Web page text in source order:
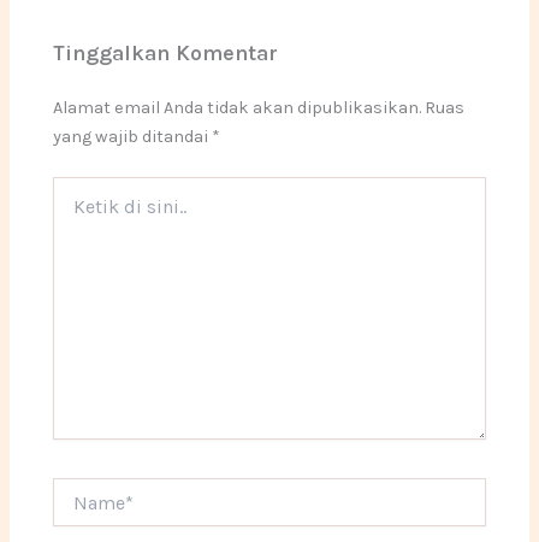
Tinggalkan Komentar
Alamat email Anda tidak akan dipublikasikan. Ruas
yang wajib ditandai *